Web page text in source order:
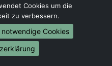
Essen
Bremen
Dresden
Hannover
Nürnberg
Cookies um die
zu verbessern.
notwendige Cookies